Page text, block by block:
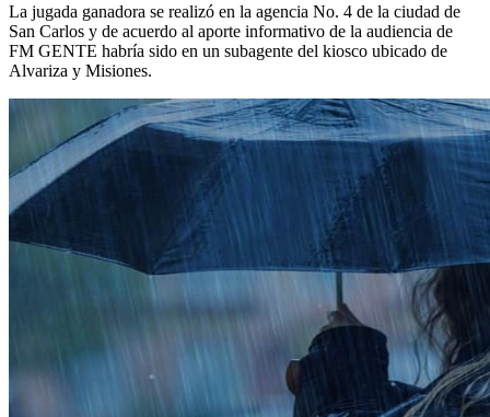
La jugada ganadora se realizó en la agencia No. 4 de la ciudad de
San Carlos y de acuerdo al aporte informativo de la audiencia de
FM GENTE habría sido en un subagente del kiosco ubicado de
Alvariza y Misiones.